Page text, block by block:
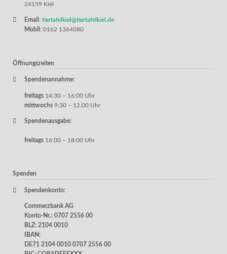
24159 Kiel
Email : tiertafelkiel@tiertafelkiel.de
Mobil : 0162 1364080
Öffnungszeiten
Spendenannahme:
freitags 14:30 – 16:00 Uhr
mittwochs 9:30 – 12.00 Uhr
Spendenausgabe:
freitags 16:00 – 18:00 Uhr
Spenden
Spendenkonto:
Commerzbank AG
Konto-Nr.: 0707 2556 00
BLZ: 2104 0010
IBAN:
DE71 2104 0010 0707 2556 00